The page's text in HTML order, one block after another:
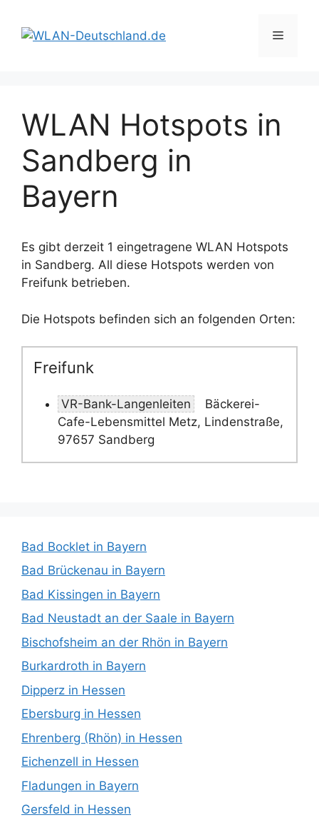
Inhalt
springen
Menü
WLAN Hotspots in
Sandberg in
Bayern
Es gibt derzeit 1 eingetragene WLAN Hotspots
in Sandberg. All diese Hotspots werden von
Freifunk betrieben.
Die Hotspots befinden sich an folgenden Orten:
Freifunk
VR-Bank-Langenleiten
Bäckerei-
Cafe-Lebensmittel Metz, Lindenstraße,
97657 Sandberg
Bad Bocklet in Bayern
Bad Brückenau in Bayern
Bad Kissingen in Bayern
Bad Neustadt an der Saale in Bayern
Bischofsheim an der Rhön in Bayern
Burkardroth in Bayern
Dipperz in Hessen
Ebersburg in Hessen
Ehrenberg (Rhön) in Hessen
Eichenzell in Hessen
Fladungen in Bayern
Gersfeld in Hessen